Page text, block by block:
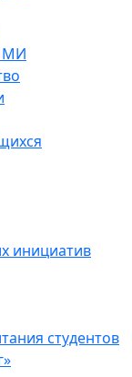
МИ
инициатив
студентов